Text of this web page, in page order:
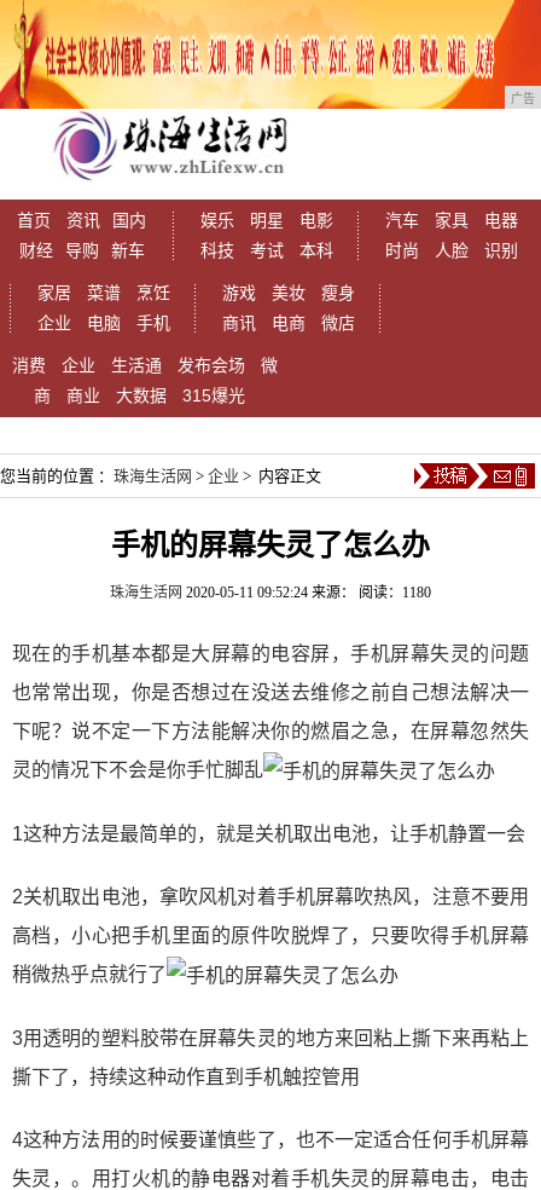
广告
首页 资讯
国内
财经
导购 新车
娱乐 明星
电影
科技
考试 本科
汽车 家具
电器
时尚
人脸 识别
家居 菜谱
烹饪
企业
电脑 手机
游戏 美妆
瘦身
商讯
电商 微店
消费 企业 生活通 发布会场
微
商
商业 大数据 315爆光
您当前的位置 ： 珠海生活网 > 企业 > 内容正文
手机的屏幕失灵了怎么办
珠海生活网 2020-05-11 09:52:24 来源： 阅读：1180
现在的手机基本都是大屏幕的电容屏，手机屏幕失灵的问题
也常常出现，你是否想过在没送去维修之前自己想法解决一
下呢？说不定一下方法能解决你的燃眉之急，在屏幕忽然失
灵的情况下不会是你手忙脚乱
1这种方法是最简单的，就是关机取出电池，让手机静置一会
2关机取出电池，拿吹风机对着手机屏幕吹热风，注意不要用
高档，小心把手机里面的原件吹脱焊了，只要吹得手机屏幕
稍微热乎点就行了
3用透明的塑料胶带在屏幕失灵的地方来回粘上撕下来再粘上
撕下了，持续这种动作直到手机触控管用
4这种方法用的时候要谨慎些了，也不一定适合任何手机屏幕
失灵，。用打火机的静电器对着手机失灵的屏幕电击，电击